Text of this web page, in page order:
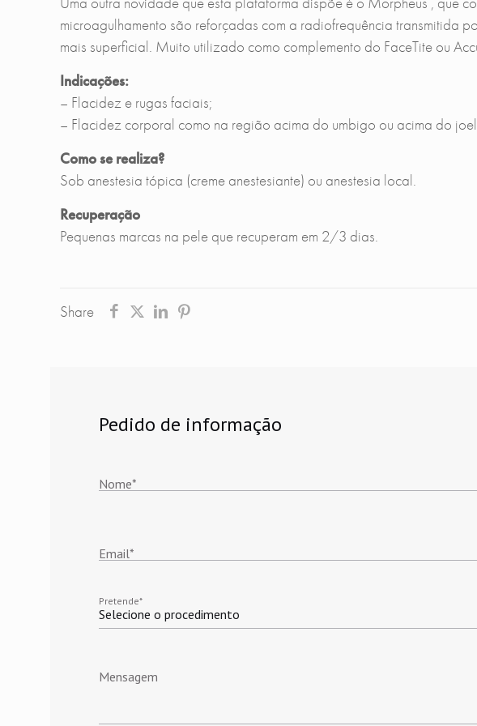
microagulhamento são reforçadas com a radiofrequência transmitida
mais superficial. Muito utilizado como complemento do FaceTite ou
Indicações:
– Flacidez e rugas faciais;
– Flacidez corporal como na região acima do umbigo ou acima do
Como se realiza?
Sob anestesia tópica (creme anestesiante) ou anestesia local.
Recuperação
Pequenas marcas na pele que recuperam em 2/3 dias.
Share
Pedido de informação
Nome*
Email*
Selecione o procedimento
Pretende*
Mensagem